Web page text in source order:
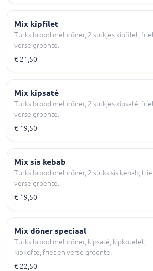
Mix kipfilet
Turks brood met döner, 2 stukjes kipfilet,
verse groente.
€ 21,50
Mix kipsaté
Turks brood met döner, 2 stukjes kipsaté,
verse groente.
€ 19,50
Mix sis kebab
Turks brood met döner, 2 stuks sis kebab,
verse groente.
€ 19,50
Mix döner speciaal
Turks brood met döner, kipsaté, kipkotelet,
kipköfte, friet en verse groente.
€ 22,50